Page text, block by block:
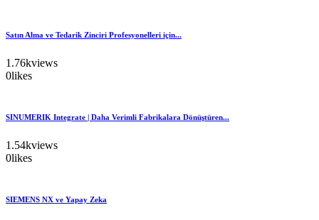
Satın Alma ve Tedarik Zinciri Profesyonelleri için...
1.76kviews
0likes
SINUMERIK Integrate | Daha Verimli Fabrikalara Dönüştüren...
1.54kviews
0likes
SIEMENS NX ve Yapay Zeka